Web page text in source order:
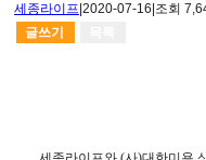
세종라이프 2020-07-16 조회
글쓰기